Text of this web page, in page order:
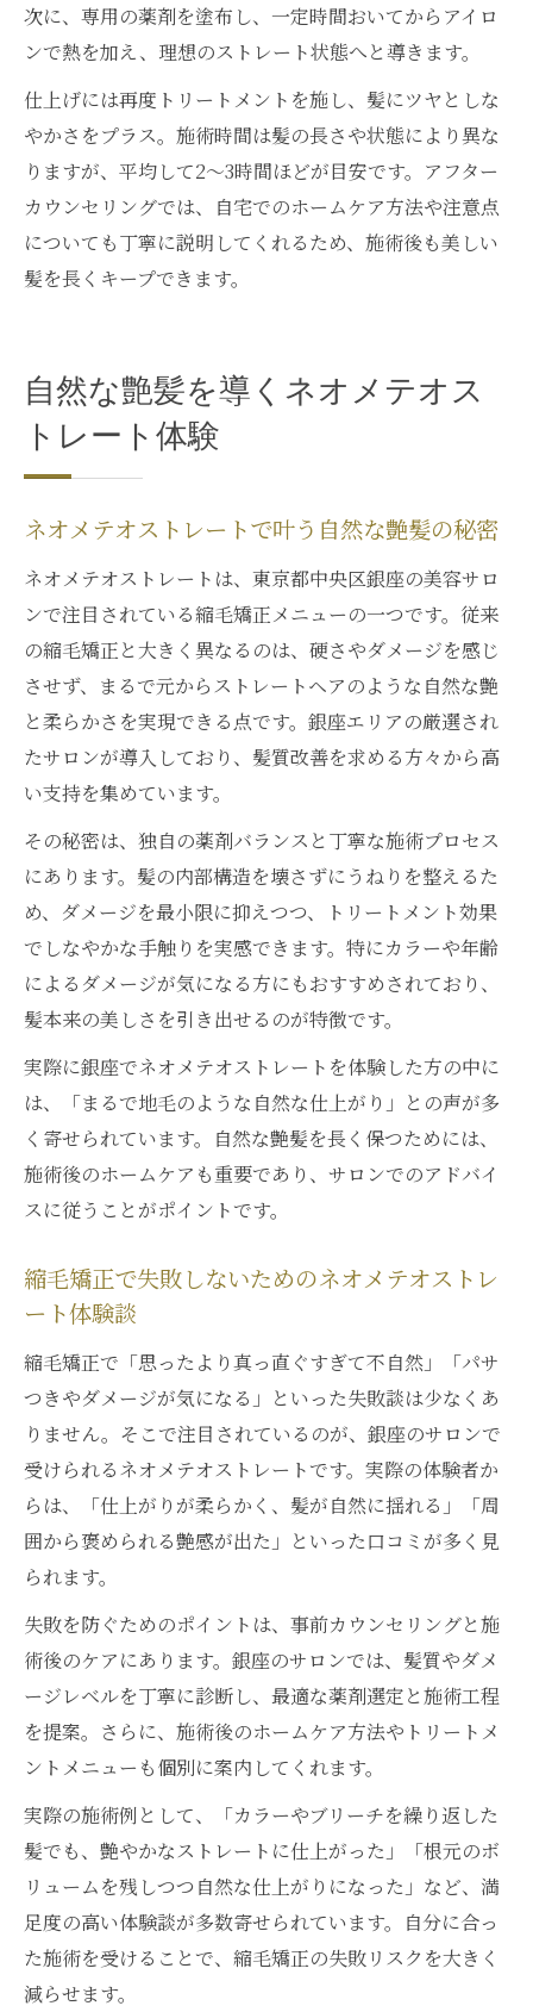
次に、専用の薬剤を塗布し、一定時間おいてからアイロ
ンで熱を加え、理想のストレート状態へと導きます。
仕上げには再度トリートメントを施し、髪にツヤとしな
やかさをプラス。施術時間は髪の長さや状態により異な
りますが、平均して2〜3時間ほどが目安です。アフター
カウンセリングでは、自宅でのホームケア方法や注意点
についても丁寧に説明してくれるため、施術後も美しい
髪を長くキープできます。
自然な艶髪を導くネオメテオス
トレート体験
ネオメテオストレートで叶う自然な艶髪の秘密
ネオメテオストレートは、東京都中央区銀座の美容サロ
ンで注目されている縮毛矯正メニューの一つです。従来
の縮毛矯正と大きく異なるのは、硬さやダメージを感じ
させず、まるで元からストレートヘアのような自然な艶
と柔らかさを実現できる点です。銀座エリアの厳選され
たサロンが導入しており、髪質改善を求める方々から高
い支持を集めています。
その秘密は、独自の薬剤バランスと丁寧な施術プロセス
にあります。髪の内部構造を壊さずにうねりを整えるた
め、ダメージを最小限に抑えつつ、トリートメント効果
でしなやかな手触りを実感できます。特にカラーや年齢
によるダメージが気になる方にもおすすめされており、
髪本来の美しさを引き出せるのが特徴です。
実際に銀座でネオメテオストレートを体験した方の中に
は、「まるで地毛のような自然な仕上がり」との声が多
く寄せられています。自然な艶髪を長く保つためには、
施術後のホームケアも重要であり、サロンでのアドバイ
スに従うことがポイントです。
縮毛矯正で失敗しないためのネオメテオストレ
ート体験談
縮毛矯正で「思ったより真っ直ぐすぎて不自然」「パサ
つきやダメージが気になる」といった失敗談は少なくあ
りません。そこで注目されているのが、銀座のサロンで
受けられるネオメテオストレートです。実際の体験者か
らは、「仕上がりが柔らかく、髪が自然に揺れる」「周
囲から褒められる艶感が出た」といった口コミが多く見
られます。
失敗を防ぐためのポイントは、事前カウンセリングと施
術後のケアにあります。銀座のサロンでは、髪質やダメ
ージレベルを丁寧に診断し、最適な薬剤選定と施術工程
を提案。さらに、施術後のホームケア方法やトリートメ
ントメニューも個別に案内してくれます。
実際の施術例として、「カラーやブリーチを繰り返した
髪でも、艶やかなストレートに仕上がった」「根元のボ
リュームを残しつつ自然な仕上がりになった」など、満
足度の高い体験談が多数寄せられています。自分に合っ
た施術を受けることで、縮毛矯正の失敗リスクを大きく
減らせます。